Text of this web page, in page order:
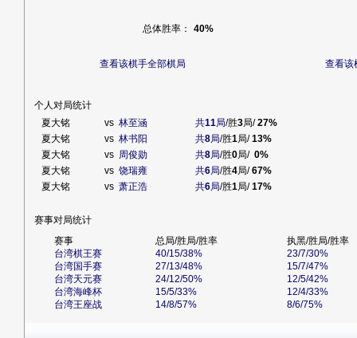
总体胜率： 40%
查看该棋手全部棋局 查看该
个人对局统计
夏大铭
vs 林至涵 共11局/胜3局/27%
夏大铭
vs 林书阳 共8局/胜1局/13%
夏大铭
vs 周俊勋 共8局/胜0局/0%
夏大铭
vs 饶瑞雍 共6局/胜4局/67%
夏大铭
vs 萧正浩 共6局/胜1局/17%
赛事对局统计
赛事
总局/胜局/胜率
执黑/胜局/胜率
台湾棋王赛
40/15/38%
23/7/30%
台湾国手赛
27/13/48%
15/7/47%
台湾天元赛
24/12/50%
12/5/42%
台湾海峰杯
15/5/33%
12/4/33%
台湾王座战
14/8/57% 8/6/75%